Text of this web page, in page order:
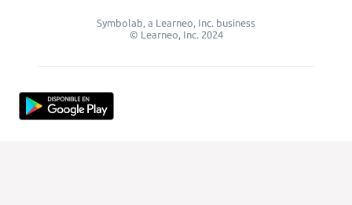
Symbolab, a Learneo, Inc. business
© Learneo, Inc. 2024